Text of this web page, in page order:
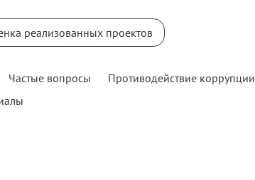
Частые вопросы Противодействие коррупции